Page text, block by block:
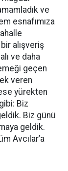
ve
esnafımıza
alışveriş
ve daha
geçen
veren
yürekten
Biz
Biz günü
geldik.
Avcılar’a